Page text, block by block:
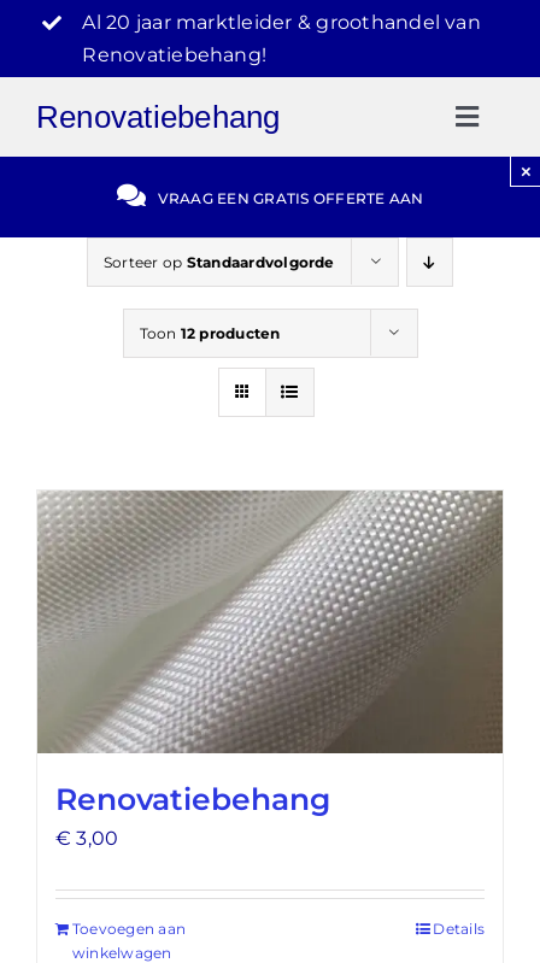
inhoud
Al 20 jaar marktleider & groothandel van
Renovatiebehang!
Renovatiebehang
Gratis Offerte
Video Reviews
VRAAG EEN GRATIS OFFERTE AAN
×
Sorteer op Standaardvolgorde
Toon 12 producten
Renovatiebehang
€ 3,00
Toevoegen aan
winkelwagen
Details